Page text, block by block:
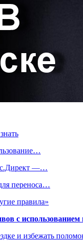
—…
переноса…
правила»
с использованием
и избежать